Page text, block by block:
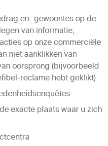
en -gewoontes op de
van informatie,
op onze commerciële
niet aanklikken van
oorsprong (bijvoorbeeld
reclame hebt geklikt)
exacte plaats waar u zich